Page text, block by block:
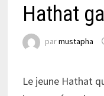
Hathat
parmustapha
Le jeune Hathat